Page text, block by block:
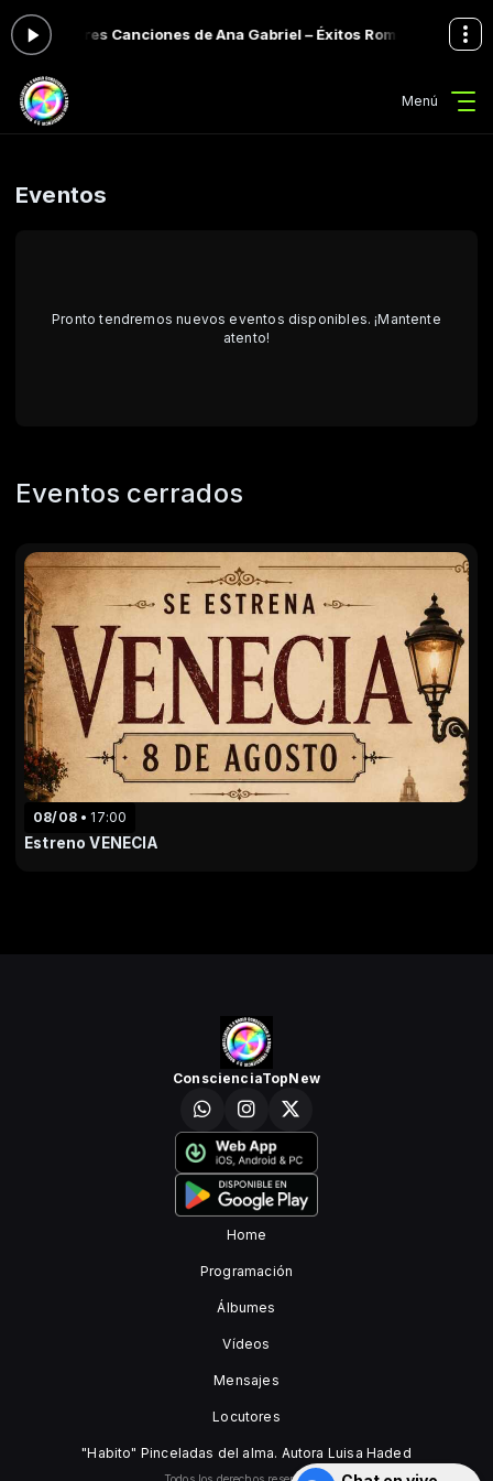
Mejores Canciones de Ana Gabriel – Éxitos Románticos
Menú
Eventos
Pronto tendremos nuevos eventos disponibles. ¡Mantente
atento!
Eventos cerrados
08/08 17:00
Estreno VENECIA
ConscienciaTopNew
Home
Programación
Álbumes
Vídeos
Mensajes
Locutores
"Habito" Pinceladas del alma. Autora Luisa Haded